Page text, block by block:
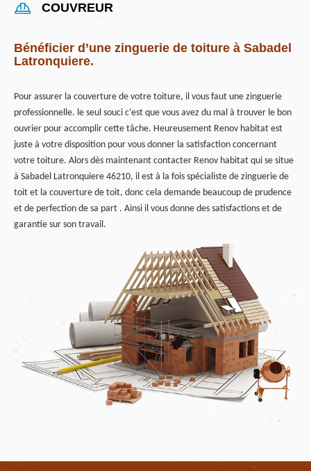
COUVREUR
Bénéficier d’une zinguerie de toiture à Sabadel
Latronquiere.
Pour assurer la couverture de votre toiture, il vous faut une zinguerie
professionnelle. le seul souci c’est que vous avez du mal à trouver le bon
ouvrier pour accomplir cette tâche. Heureusement Renov habitat est
juste à votre disposition pour vous donner la satisfaction concernant
votre toiture. Alors dès maintenant contacter Renov habitat qui se situe
à Sabadel Latronquiere 46210, il est à la fois spécialiste de zinguerie de
toit et la couverture de toit, donc cela demande beaucoup de prudence
et de perfection de sa part . Ainsi il vous donne des satisfactions et de
garantie sur son travail.